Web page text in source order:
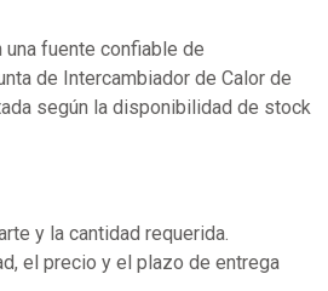
fuente confiable de
de Intercambiador de Calor de
según la disponibilidad de stock
y la cantidad requerida.
el precio y el plazo de entrega